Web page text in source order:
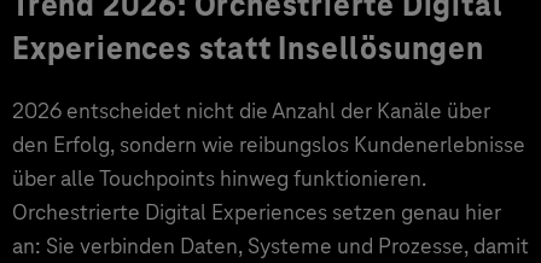
Experiences statt Insellösungen
2026 entscheidet nicht die Anzahl der Kanäle über
den Erfolg, sondern wie reibungslos Kundenerlebnisse
über alle Touchpoints hinweg funktionieren.
Orchestrierte Digital Experiences setzen genau hier
an: Sie verbinden Daten, Systeme und Prozesse, damit